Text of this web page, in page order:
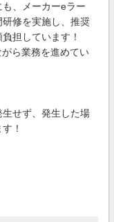
、メーカーeラー
修を実施し、推奨
担しています！
ら業務を進めてい
せず、発生した場
！